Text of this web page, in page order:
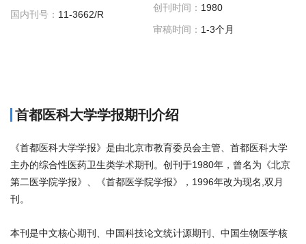
国内刊号： 11-3662/R
创刊时间： 1980
审稿时间： 1-3个月
首都医科大学学报期刊介绍
《首都医科大学学报》是由北京市教育委员会主管、首都医科大学
主办的综合性医药卫生类学术期刊。创刊于1980年，曾名为《北京
第二医学院学报》、《首都医学院学报》，1996年改为现名,双月
刊。
本刊是中文核心期刊、中国科技论文统计源期刊、中国生物医学核